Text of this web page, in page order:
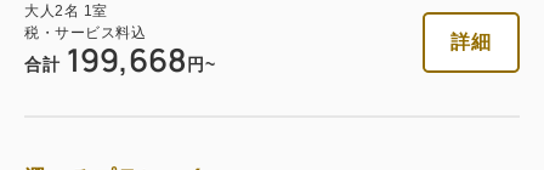
96,214円
大人 2名 1 室
税・サービス料込
合計 199,668円~
詳細